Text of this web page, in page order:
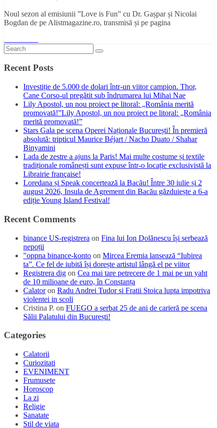
Noul sezon al emisiunii ”Love is Fun” cu Dr. Gașpar și Nicolai
Bogdan de pe Alistmagazine.ro, transmisă și pe pagina
Recent Posts
Investiție de 5.000 de dolari într-un viitor campion. Thor,
Cane Corso-ul pregătit sub îndrumarea lui Mihai Nae
Lily Apostol, un nou proiect pe litoral: „România merită
promovată!”Lily Apostol, un nou proiect pe litoral: „România
merită promovată!”
Stars Gala pe scena Operei Naționale București! În premieră
absolută: tripticul Maurice Béjart / Nacho Duato / Shahar
Binyamini
Lada de zestre a ajuns la Paris! Mai multe costume și textile
tradiționale românești sunt expuse într-o locație exclusivistă la
Librairie française!
Loredana și Speak concertează la Bacău! Între 30 iulie și 2
august 2026, Insula de Agrement din Bacău găzduiește a 6-a
ediție Young Island Festival!
Recent Comments
binance US-registrera on Fina lui Ion Dolănescu își serbează
nepoții
"oppna binance-konto on Mircea Eremia lansează “Iubirea
ta”. Ce fel de iubită își dorește artistul lângă el pe viitor
Registrera dig on Cea mai tare petrecere de 1 mai pe un yaht
de 10 milioane de euro, în Constanța
Calatoron Radu Andrei Tudor si Fratii Stoica lupta impotriva
violentei in scoli
Cristina P. on FUEGO a serbat 25 de ani de carieră pe scena
Sălii Palatului din București!
Categories
Calatorii
Curiozitati
EVENIMENT
Frumusete
Horoscop
La zi
Religie
Sanatate
Stil de viata